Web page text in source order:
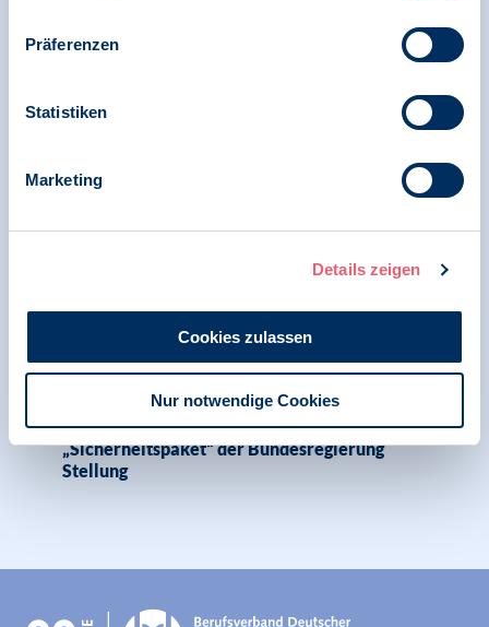
Präferenzen
Statistiken
Marketing
Details zeigen
Cookies zulassen
Nur notwendige Cookies
28.11.2024
BDP zeichnet Verbändebrief zum
Netzwerk Kinderrechte nimmt in Offenem
Brief zum vorliegenden Gesetzesentwurf zum
„Sicherheitspaket“ der Bundesregierung
Stellung